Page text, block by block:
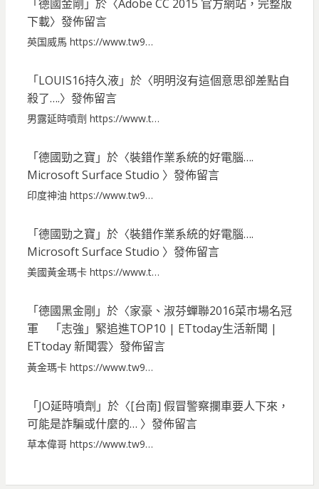
「德國金剛 」於〈Adobe CC 2015 官方網站，完整版
下載〉發佈留言
英国威馬 https://www.tw9…
「LOUIS16持久液」於〈明明沒有這個意思卻差點自
殺了….〉發佈留言
男露延時噴劑 https://www.t…
「德國勁之寶 」於〈裝錯作業系統的好電腦….
Microsoft Surface Studio 〉發佈留言
印度神油 https://www.tw9…
「德國勁之寶 」於〈裝錯作業系統的好電腦….
Microsoft Surface Studio 〉發佈留言
美國黃金瑪卡 https://www.t…
「德國黑金剛 」於〈家豪、淑芬蟬聯2016菜市場名冠
軍 「志強」緊追進TOP10 | ETtoday生活新聞 |
ETtoday 新聞雲〉發佈留言
黃金瑪卡 https://www.tw9…
「JO延時噴劑 」於〈[台南] 假冒警察攔車要人下來，
可能是詐騙或什麼的… 〉發佈留言
草本偉哥 https://www.tw9…